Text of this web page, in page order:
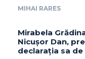
MIHAI RARES
Mirabela
Nicușor Dan,
declarația sa de